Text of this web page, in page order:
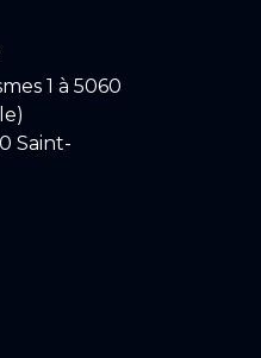
1 à 5060
Saint-